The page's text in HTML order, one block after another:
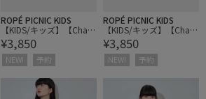
ROPÉ PICNIC KIDS
【KIDS/キッズ】【Cham
pion/チャンピオン別
注】フラワーロゴローキ
ャップ/リンクコーデ
¥3,850
NEW! 予約
ROPÉ PICNIC KIDS
【KIDS/キッズ】【Cham
pion/チャンピオン別
注】フラワーロゴローキ
ャップ/リンクコーデ
¥3,850
NEW! 予約